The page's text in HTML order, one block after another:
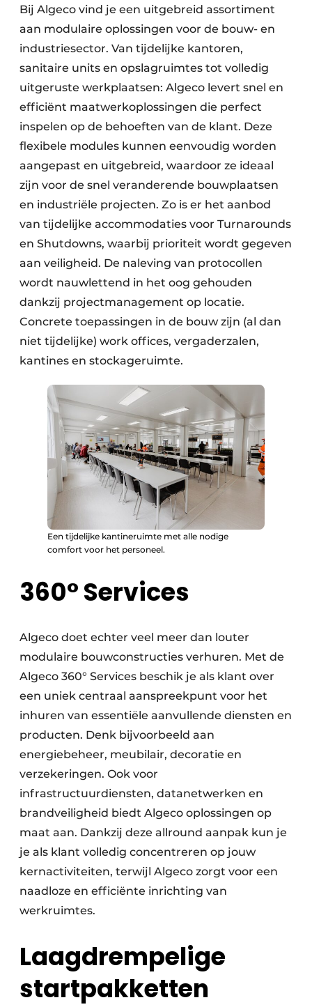
Bij Algeco vind je een uitgebreid assortiment
aan modulaire oplossingen voor de bouw- en
industriesector. Van tijdelijke kantoren,
sanitaire units en opslagruimtes tot volledig
uitgeruste werkplaatsen: Algeco levert snel en
efficiënt maatwerkoplossingen die perfect
inspelen op de behoeften van de klant. Deze
flexibele modules kunnen eenvoudig worden
aangepast en uitgebreid, waardoor ze ideaal
zijn voor de snel veranderende bouwplaatsen
en industriële projecten. Zo is er het aanbod
van tijdelijke accommodaties voor Turnarounds
en Shutdowns, waarbij prioriteit wordt gegeven
aan veiligheid. De naleving van protocollen
wordt nauwlettend in het oog gehouden
dankzij projectmanagement op locatie.
Concrete toepassingen in de bouw zijn (al dan
niet tijdelijke) work offices, vergaderzalen,
kantines en stockageruimte.
Een tijdelijke kantineruimte met alle nodige
comfort voor het personeel.
360° Services
Algeco doet echter veel meer dan louter
modulaire bouwconstructies verhuren. Met de
Algeco 360° Services beschik je als klant over
een uniek centraal aanspreekpunt voor het
inhuren van essentiële aanvullende diensten en
producten. Denk bijvoorbeeld aan
energiebeheer, meubilair, decoratie en
verzekeringen. Ook voor
infrastructuurdiensten, datanetwerken en
brandveiligheid biedt Algeco oplossingen op
maat aan. Dankzij deze allround aanpak kun je
je als klant volledig concentreren op jouw
kernactiviteiten, terwijl Algeco zorgt voor een
naadloze en efficiënte inrichting van
werkruimtes.
Laagdrempelige
startpakketten